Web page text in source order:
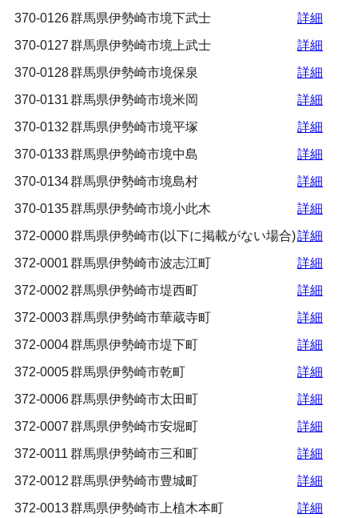
370-0126群馬県伊勢崎市境下武士
詳細
370-0127群馬県伊勢崎市境上武士
詳細
370-0128群馬県伊勢崎市境保泉
詳細
370-0131群馬県伊勢崎市境米岡
詳細
370-0132群馬県伊勢崎市境平塚
詳細
370-0133群馬県伊勢崎市境中島
詳細
370-0134群馬県伊勢崎市境島村
詳細
370-0135群馬県伊勢崎市境小此木
詳細
372-0000群馬県伊勢崎市(以下に掲載がない場合)詳細
372-0001群馬県伊勢崎市波志江町
詳細
372-0002群馬県伊勢崎市堤西町
詳細
372-0003群馬県伊勢崎市華蔵寺町
詳細
372-0004群馬県伊勢崎市堤下町
詳細
372-0005群馬県伊勢崎市乾町
詳細
372-0006群馬県伊勢崎市太田町
詳細
372-0007群馬県伊勢崎市安堀町
詳細
372-0011 群馬県伊勢崎市三和町
詳細
372-0012群馬県伊勢崎市豊城町
詳細
372-0013群馬県伊勢崎市上植木本町
詳細